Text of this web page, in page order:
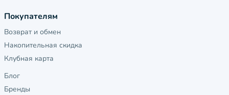
Покупателям
Возврат и обмен
Накопительная скидка
Клубная карта
Блог
Бренды